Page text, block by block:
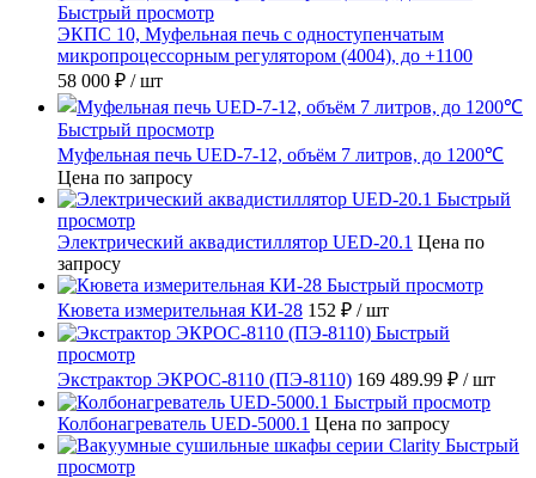
Быстрый просмотр
ЭКПС 10, Муфельная печь с одноступенчатым
микропроцессорным регулятором (4004), до +1100
58 000 ₽ / шт
Быстрый просмотр
Муфельная печь UED-7-12, объём 7 литров, до 1200℃
Цена по запросу
Быстрый
просмотр
Электрический аквадистиллятор UED-20.1 Цена по
запросу
Быстрый просмотр
Кювета измерительная КИ-28 152 ₽ / шт
Быстрый
просмотр
Экстрактор ЭКРОС-8110 (ПЭ-8110) 169 489.99 ₽ / шт
Быстрый просмотр
Колбонагреватель UED-5000.1 Цена по запросу
Быстрый
просмотр